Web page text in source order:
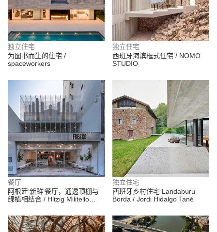
独立住宅
为图书而生的住宅 /
spaceworkers
独立住宅
西班牙海滨框式住宅 / NOMO
STUDIO
餐厅
阿根廷‘新鲜’餐厅，通透顶棚与
绿植相结合 / Hitzig Militello
独立住宅
西班牙乡村住宅 Landaburu
Borda / Jordi Hidalgo Tané